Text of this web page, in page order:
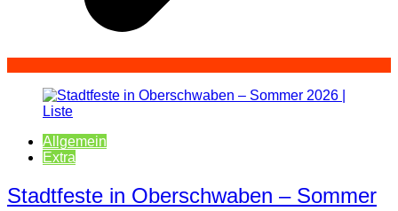
Allgemein
Extra
Stadtfeste in Oberschwaben – Sommer